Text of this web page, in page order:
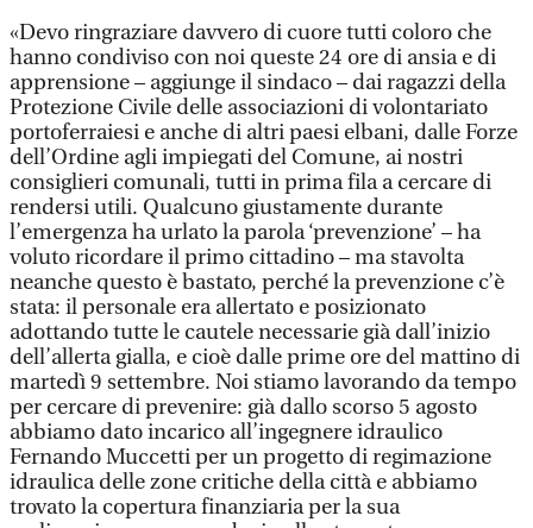
«Devo ringraziare davvero di cuore tutti coloro che
hanno condiviso con noi queste 24 ore di ansia e di
apprensione – aggiunge il sindaco – dai ragazzi della
Protezione Civile delle associazioni di volontariato
portoferraiesi e anche di altri paesi elbani, dalle Forze
dell’Ordine agli impiegati del Comune, ai nostri
consiglieri comunali, tutti in prima fila a cercare di
rendersi utili. Qualcuno giustamente durante
l’emergenza ha urlato la parola ‘prevenzione’ – ha
voluto ricordare il primo cittadino – ma stavolta
neanche questo è bastato, perché la prevenzione c’è
stata: il personale era allertato e posizionato
adottando tutte le cautele necessarie già dall’inizio
dell’allerta gialla, e cioè dalle prime ore del mattino di
martedì 9 settembre. Noi stiamo lavorando da tempo
per cercare di prevenire: già dallo scorso 5 agosto
abbiamo dato incarico all’ingegnere idraulico
Fernando Muccetti per un progetto di regimazione
idraulica delle zone critiche della città e abbiamo
trovato la copertura finanziaria per la sua